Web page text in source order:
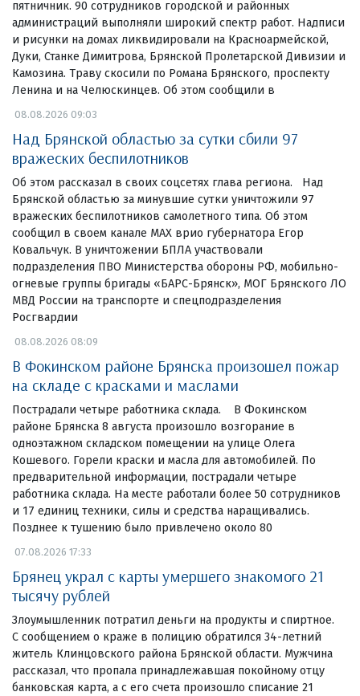
пятничник. 90 сотрудников городской и районных
администраций выполняли широкий спектр работ. Надписи
и рисунки на домах ликвидировали на Красноармейской,
Дуки, Станке Димитрова, Брянской Пролетарской Дивизии и
Камозина. Траву скосили по Романа Брянского, проспекту
Ленина и на Челюскинцев. Об этом сообщили в
08.08.2026 09:03
Над Брянской областью за сутки сбили 97
вражеских беспилотников
Об этом рассказал в своих соцсетях глава региона. Над
Брянской областью за минувшие сутки уничтожили 97
вражеских беспилотников самолетного типа. Об этом
сообщил в своем канале МАХ врио губернатора Егор
Ковальчук. В уничтожении БПЛА участвовали
подразделения ПВО Министерства обороны РФ, мобильно-
огневые группы бригады «БАРС-Брянск», МОГ Брянского ЛО
МВД России на транспорте и спецподразделения
Росгвардии
08.08.2026 08:09
В Фокинском районе Брянска произошел пожар
на складе с красками и маслами
Пострадали четыре работника склада. В Фокинском
районе Брянска 8 августа произошло возгорание в
одноэтажном складском помещении на улице Олега
Кошевого. Горели краски и масла для автомобилей. По
предварительной информации, пострадали четыре
работника склада. На месте работали более 50 сотрудников
и 17 единиц техники, силы и средства наращивались.
Позднее к тушению было привлечено около 80
07.08.2026 17:33
Брянец украл с карты умершего знакомого 21
тысячу рублей
Злоумышленник потратил деньги на продукты и спиртное.
С сообщением о краже в полицию обратился 34-летний
житель Клинцовского района Брянской области. Мужчина
рассказал, что пропала принадлежавшая покойному отцу
банковская карта, а с его счета произошло списание 21